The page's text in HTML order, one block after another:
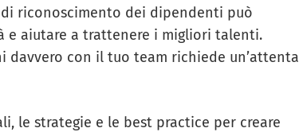
riconoscimento dei dipendenti può
e aiutare a trattenere i migliori talenti.
davvero con il tuo team richiede un’attenta
le strategie e le best practice per creare